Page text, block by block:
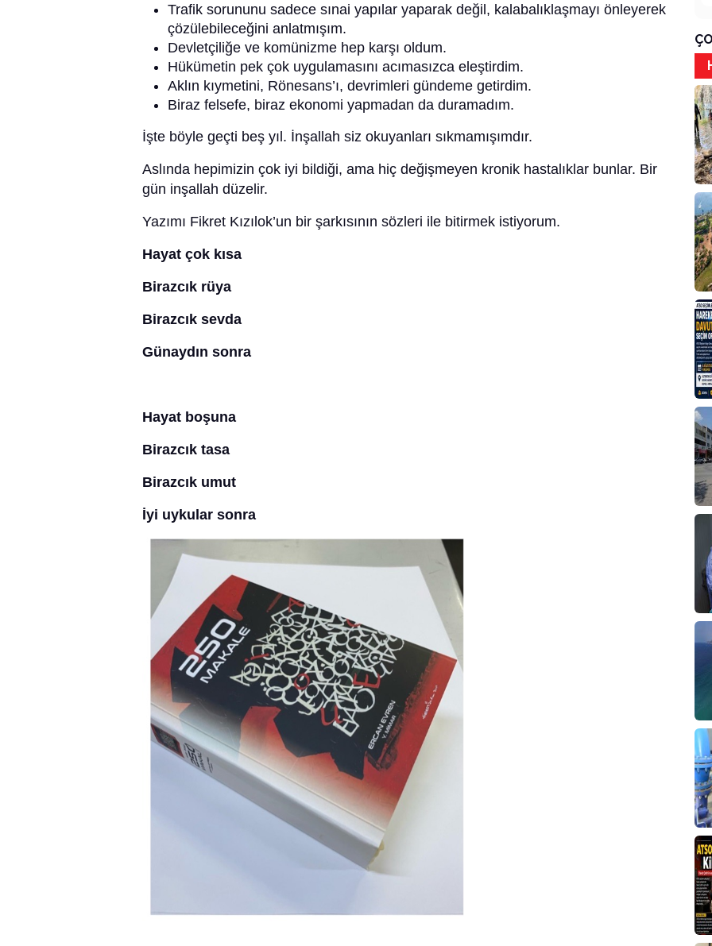
Trafik sorununu sadece sınai yapılar yaparak değil, kalabalıklaşmayı önleyerek
çözülebileceğini anlatmışım.
Devletçiliğe ve komünizme hep karşı oldum.
Hükümetin pek çok uygulamasını acımasızca eleştirdim.
Aklın kıymetini, Rönesans’ı, devrimleri gündeme getirdim.
Biraz felsefe, biraz ekonomi yapmadan da duramadım.
İşte böyle geçti beş yıl. İnşallah siz okuyanları sıkmamışımdır.
Aslında hepimizin çok iyi bildiği, ama hiç değişmeyen kronik hastalıklar bunlar. Bir
gün inşallah düzelir.
Yazımı Fikret Kızılok’un bir şarkısının sözleri ile bitirmek istiyorum.
Hayat çok kısa
Birazcık rüya
Birazcık sevda
Günaydın sonra
Hayat boşuna
Birazcık tasa
Birazcık umut
İyi uykular sonra